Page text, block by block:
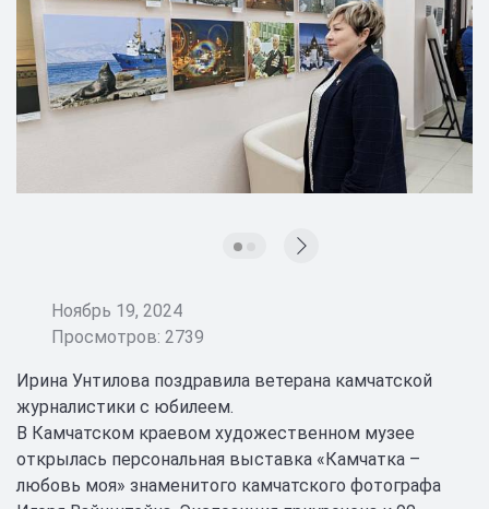
Ноябрь 19, 2024
Просмотров: 2739
Ирина Унтилова поздравила ветерана камчатской
журналистики с юбилеем.
В Камчатском краевом художественном музее
открылась персональная выставка «Камчатка –
любовь моя» знаменитого камчатского фотографа